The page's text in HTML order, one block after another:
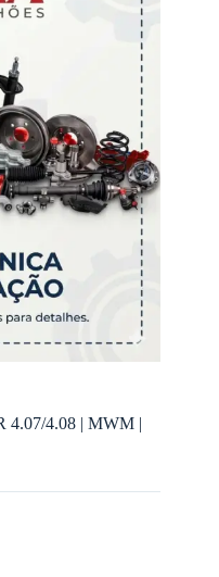
4.07/4.08 | MWM |